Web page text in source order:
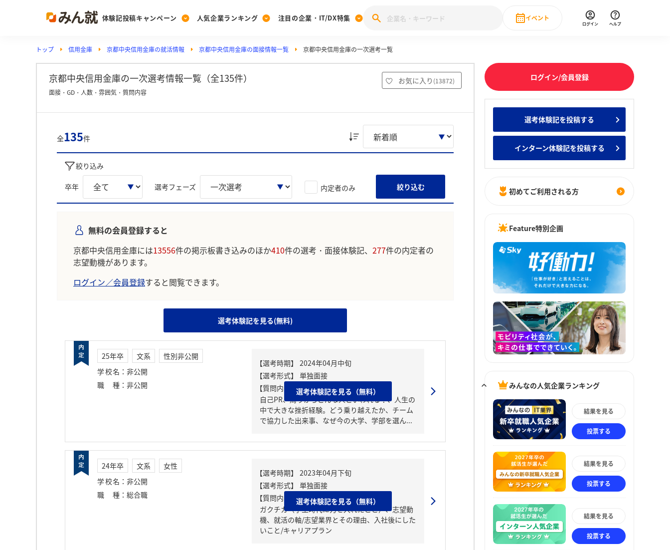
体験記投稿キャンペーン
Post
投稿する
[27卒] 本選考体験記投稿キャンペーン
人気企業ランキング
Ranking
ランキングを見る
Vote みんなの新卒就職人気企業ランキング みんなのインターン人気企業ランキ
注目の企業・IT/DX特集
PickUp
注目の企業特集
28卒 IT・DX現場社員インタビュー
イベント
直近のイベント一覧
ログイン ヘルプ
トップ 信用金庫 京都中央信用金庫の就活情報 京都中央信用金庫の面接情報一覧 京都中央信用金庫の一次選考一覧
京都中央信用金庫の一次選考情報一覧（全135件） お気に入り (13872)
面接・GD・人数・雰囲気・質問内容
全135件
絞り込み
卒年 選考フェーズ 内定者のみ 絞り込む
無料の会員登録すると
京都中央信用金庫には13556件の掲示板書き込みのほか410件の選考・面接体験記、 277件の内定者の
志望動機があります。
ログイン／会員登録すると閲覧できます。
選考体験記を見る(無料)
25年卒 文系
性別非公開
学校名 ： 非公開
職種 ： 非公開
【質問内容・課題】
自己PR、周りからどんな人といわれる？、人生の
中で大きな挫折経験。どう乗り越えたか、チーム
で協力した出来事、なぜ今の大学、学部を選ん...
選考体験記を見る（無料）
24年卒 文系
女性
学校名 ： 非公開
職種 ： 総合職
【質問内容・課題】
ガクチカ（学生時代に力を入れたこと）、志望動
機、就活の軸/志望業界とその理由、入社後にした
いこと/キャリアプラン
選考体験記を見る（無料）
ログイン/会員登録
選考体験記を投稿する
インターン体験記を投稿する
初めてご利用される方
Feature特別企画
みんなの人気企業ランキング
結果を見る
投票する
結果を見る
投票する
結果を見る
投票する